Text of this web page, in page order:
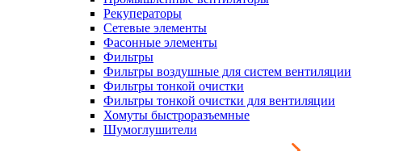
Рекуператоры
Сетевые элементы
Фасонные элементы
Фильтры
Фильтры воздушные для систем вентиляции
Фильтры тонкой очистки
Фильтры тонкой очистки для вентиляции
Хомуты быстроразъемные
Шумоглушители